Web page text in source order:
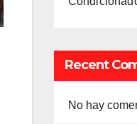
Recent
No hay